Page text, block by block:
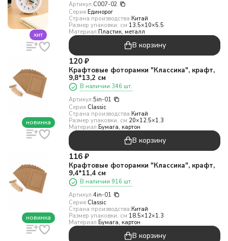
хит
Артикул:C007-02
Серия:Единорог
Страна производства:Китай
Размер упаковки, см:13.5×10×5.5
Материал:Пластик, металл
В корзину
новинка
120 ₽
Крафтовые фоторамки "Классика", крафт,
9,8*13,2 см
В наличии 346 шт.
Артикул:5in-01
Серия:Classic
Страна производства:Китай
Размер упаковки, см:20×12.5×1.3
Материал:Бумага, картон
В корзину
новинка
116 ₽
Крафтовые фоторамки "Классика", крафт,
9,4*11,4 см
В наличии 916 шт.
Артикул:4in-01
Серия:Classic
Страна производства:Китай
Размер упаковки, см:18.5×12×1.3
Материал:Бумага, картон
В корзину